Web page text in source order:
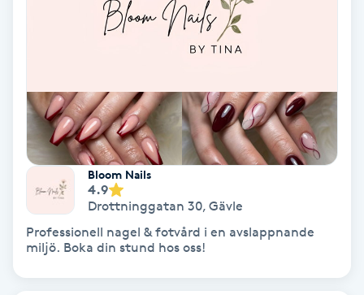
Vaxning
Vaxning brasiliansk
Veterinär
Vibrationsmassage
Bloom Nails
4.9
Drottninggatan 30, Gävle
Professionell nagel & fotvård i en avslappnande
miljö. Boka din stund hos oss!